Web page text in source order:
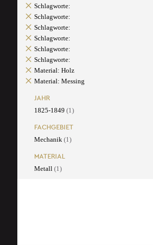
Schlagworte:
Schlagworte:
Schlagworte:
Schlagworte:
Schlagworte:
Schlagworte:
Material: Holz
Material: Messing
JAHR
1825-1849 (1)
FACHGEBIET
Mechanik (1)
MATERIAL
Metall (1)